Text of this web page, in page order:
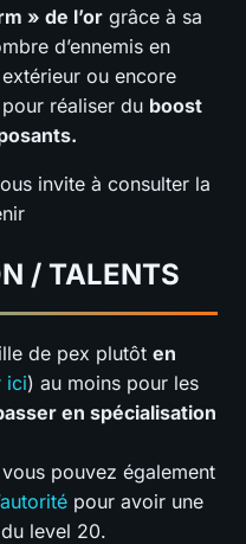
» de l’or grâce à sa
d’ennemis en
ou encore
réaliser du boost
invite à consulter la
/ TALENTS
de pex plutôt en
ici) au moins pour les
en spécialisation
pouvez également
pour avoir une
level 20.